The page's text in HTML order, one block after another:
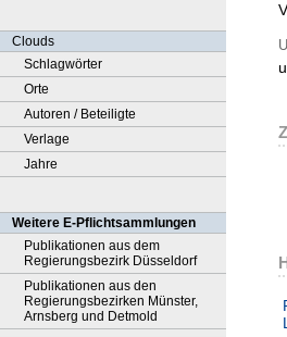
Clouds
Schlagwörter
Orte
Autoren / Beteiligte
Verlage
Jahre
Weitere E-Pflichtsammlungen
Publikationen aus dem
Regierungsbezirk Düsseldorf
Publikationen aus den
Regierungsbezirken Münster,
Arnsberg und Detmold